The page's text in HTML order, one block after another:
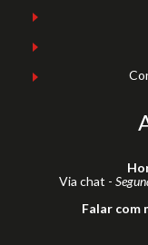
Via chat -
Falar com